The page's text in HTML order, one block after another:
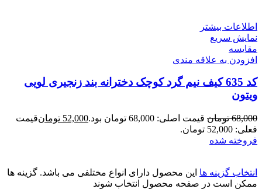
اطلاعات بیشتر
نمایش سریع
مقايسه
افزودن به علاقه مندی
کد 635 کیف نیم گرد کوچک دخترانه بند زنجیری لویی
ویتون
68,000 تومان قیمت اصلی: 68,000 تومان بود. 52,000 تومانقیمت
فعلی: 52,000 تومان.
فروخته شده
انتخاب گزینه ها این محصول دارای انواع مختلفی می باشد. گزینه ها
ممکن است در صفحه محصول انتخاب شوند